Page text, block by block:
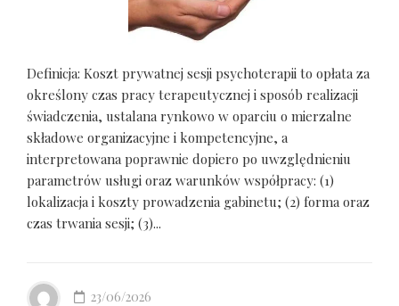
Definicja: Koszt prywatnej sesji psychoterapii to opłata za
określony czas pracy terapeutycznej i sposób realizacji
świadczenia, ustalana rynkowo w oparciu o mierzalne
składowe organizacyjne i kompetencyjne, a
interpretowana poprawnie dopiero po uwzględnieniu
parametrów usługi oraz warunków współpracy: (1)
lokalizacja i koszty prowadzenia gabinetu; (2) forma oraz
czas trwania sesji; (3)...
23/06/2026